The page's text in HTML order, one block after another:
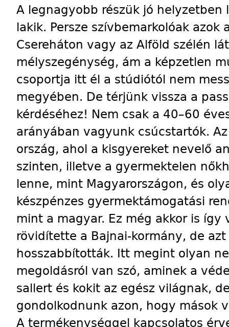
A legnagyobb részük jó helyzetben
lakik. Persze szívbemarkolóak azok
Csereháton vagy az Alföld szélén
mélyszegénység, ám a képzetlen
csoportja itt él a stúdiótól nem
megyében. De térjünk vissza a
kérdéséhez! Nem csak a 40–60
arányában vagyunk csúcstartók.
ország, ahol a kisgyereket nevelő
szinten, illetve a gyermektelen
lenne, mint Magyarországon, és
készpénzes gyermektámogatási
mint a magyar. Ez még akkor is
rövidítette a Bajnai-kormány, de
hosszabbították. Itt megint olyan
megoldásról van szó, aminek a
sallert és kokit az egész világnak,
gondolkodnunk azon, hogy mások
A termékenységgel kapcsolatos